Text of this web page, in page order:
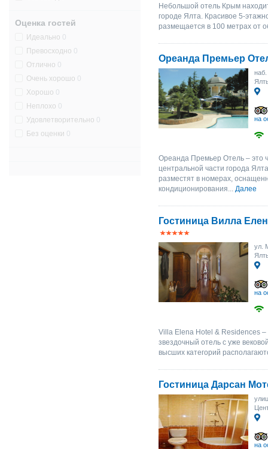
Оценка гостей
Идеально 0
Превосходно 0
Отлично 0
Очень хорошо 0
Хорошо 0
Неплохо 0
Удовлетворительно 0
Без оценки 0
Небольшой отель Крым
городе Ялта. Красивое 5-
размещается в 100 метрах от
Ореанда Премьер
на
Ореанда Премьер Отель – это
центральной части города
разместят в номерах,
кондиционирования... Далее
Гостиница Вилла
ул.
на
Villa Elena Hotel & Residences
звездочный отель с уже
высших категорий
Гостиница Дарсан
на